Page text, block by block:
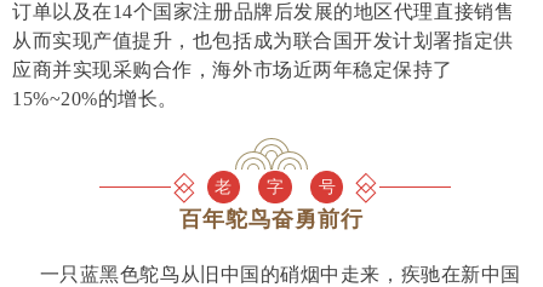
订单以及在14个国家注册品牌后发展的地区代理直接销售
从而实现产值提升，也包括成为联合国开发计划署指定供
应商并实现采购合作，海外市场近两年稳定保持了
15%~20%的增长。
老 字 号
百年鸵鸟奋勇前行
一只蓝黑色鸵鸟从旧中国的硝烟中走来，疾驰在新中国